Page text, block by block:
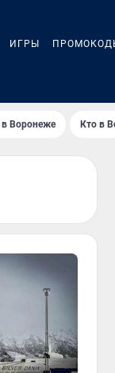
ИГРЫ
в Воронеже Кто в